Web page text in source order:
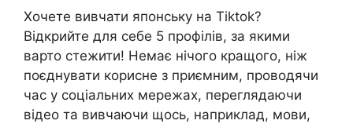
Хочете вивчати японську на Tiktok?
Відкрийте для себе 5 профілів, за якими
варто стежити! Немає нічого кращого, ніж
поєднувати корисне з приємним, проводячи
час у соціальних мережах, переглядаючи
відео та вивчаючи щось, наприклад, мови,